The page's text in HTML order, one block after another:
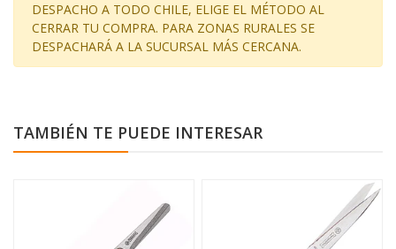
DESPACHO A TODO CHILE, ELIGE EL MÉTODO AL
CERRAR TU COMPRA. PARA ZONAS RURALES SE
DESPACHARÁ A LA SUCURSAL MÁS CERCANA.
TAMBIÉN TE PUEDE INTERESAR